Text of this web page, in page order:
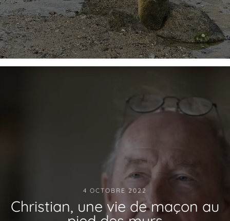
4 OCTOBRE 2022
Christian, une vie de maçon au